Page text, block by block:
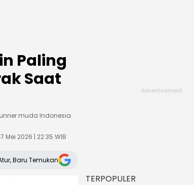
Paling
Saat
muda Indonesia.
Mei 2026 | 22:35 WIB
Baru Temukan
TERPOPULER